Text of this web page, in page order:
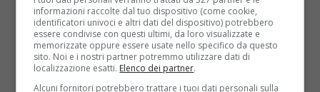
hai scelto ilfiore numero 2significa che sei una
donna tranquilla, gentile e pura.Ti piace vivere
rapporti con gli altri in modo schietto e sincero
presentandoti senza maschere e filtri ma per quello
che sei davvero.
informazioni raccolte dal tuo dispositivo (come cookie,
identificatori univoci e altri dati del dispositivo) potrebbero
essere condivise con questi ultimi, da loro visualizzate e
memorizzate oppure essere usate nello specifico da questo
sito. Noi e i nostri partner potremmo utilizzare dati di
localizzazione esatti. Elenco dei partner.
Alcuni fornitori potrebbero trattare i tuoi dati personali sulla